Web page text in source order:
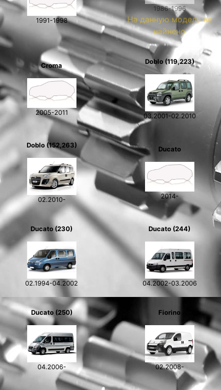
1991-1998
1986-1996
На данную модель не
найнено
Croma
2005-2011
Doblo (119,223)
03.2001-02.2010
Doblo (152,263)
02.2010-
Ducato
2014-
Ducato (230)
02.1994-04.2002
Ducato (244)
04.2002-03.2006
Ducato (250)
04.2006-
Fiorino
02.2008-